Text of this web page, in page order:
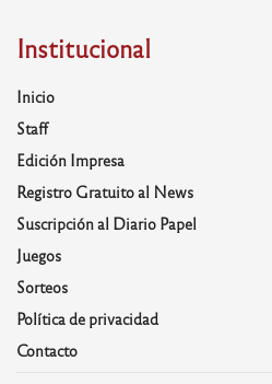
Institucional
Inicio
Staff
Edición Impresa
Registro Gratuito al News
Suscripción al Diario Papel
Juegos
Sorteos
Política de privacidad
Contacto